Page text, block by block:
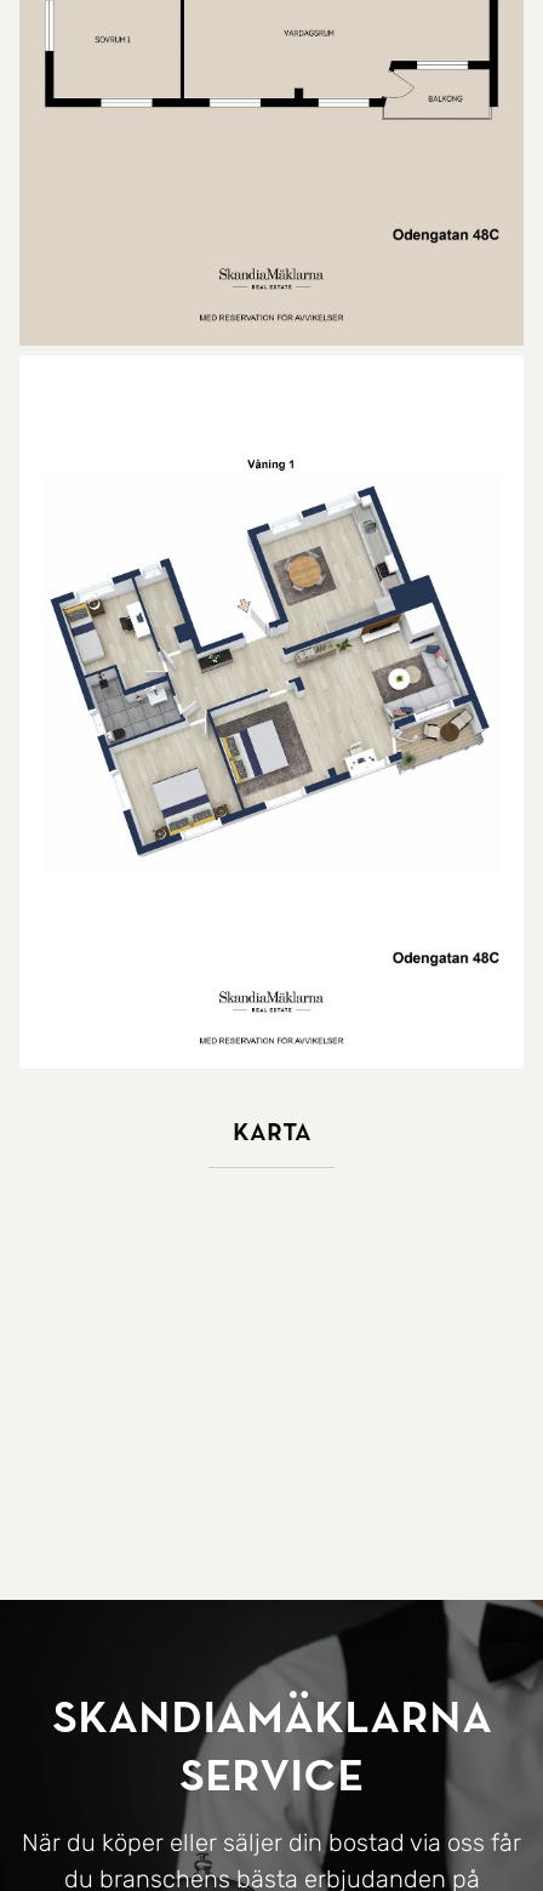
Karta
SkandiaMäklarna
Service
När du köper eller säljer din bostad via oss får
du branschens bästa erbjudanden på